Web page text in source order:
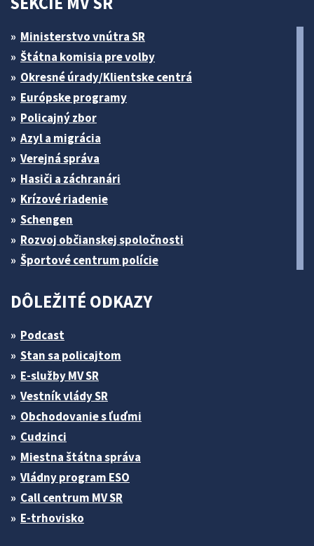
Ministerstvo vnútra SR
Štátna komisia pre volby
Okresné úrady/Klientske centrá
Európske programy
Policajný zbor
Azyl a migrácia
Verejná správa
Hasiči a záchranári
Krízové riadenie
Schengen
Rozvoj občianskej spoločnosti
Športové centrum polície
DÔLEŽITÉ ODKAZY
Podcast
Stan sa policajtom
E-služby MV SR
Vestník vlády SR
Obchodovanie s ľuďmi
Cudzinci
Miestna štátna správa
Vládny program ESO
Call centrum MV SR
E-trhovisko